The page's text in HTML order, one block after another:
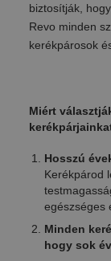
biztosítják,
Revo minden
kerékpárosok
Miért
Hosszú
Kerékpárod
egészséges
Minden
hogy sok